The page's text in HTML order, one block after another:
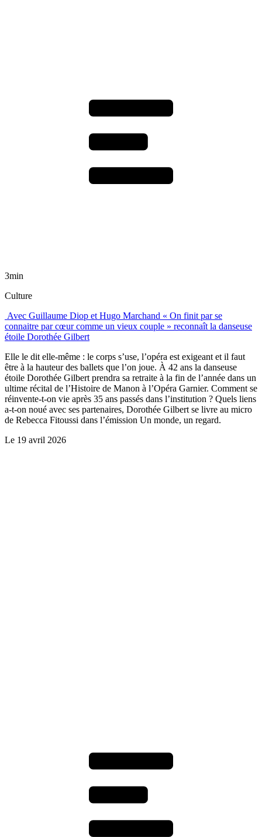
3min
Culture
Avec Guillaume Diop et Hugo Marchand « On finit par se
connaitre par cœur comme un vieux couple » reconnaît la danseuse
étoile Dorothée Gilbert
Elle le dit elle-même : le corps s’use, l’opéra est exigeant et il faut
être à la hauteur des ballets que l’on joue. À 42 ans la danseuse
étoile Dorothée Gilbert prendra sa retraite à la fin de l’année dans un
ultime récital de l’Histoire de Manon à l’Opéra Garnier. Comment se
réinvente-t-on vie après 35 ans passés dans l’institution ? Quels liens
a-t-on noué avec ses partenaires, Dorothée Gilbert se livre au micro
de Rebecca Fitoussi dans l’émission Un monde, un regard.
Le 19 avril 2026